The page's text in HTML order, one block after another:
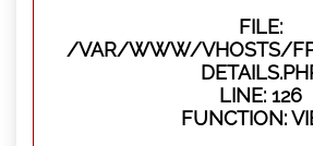
FILE:
/VAR/WWW/VHOSTS/
LINE: 126
FUNCTION: